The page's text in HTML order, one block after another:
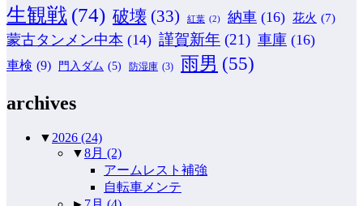
生観戦 (74) 破壊 (33) 紅葉 (2) 納車 (16) 花火 (7)
蒙古タンメン中本 (14) 謹賀新年 (21) 車庫 (16)
車検 (9) 門入ダム (5) 防湿庫 (3) 雨男 (55)
archives
▼ 2026 (24)
▼8月 (2)
アームレスト補強
自転車メンテ